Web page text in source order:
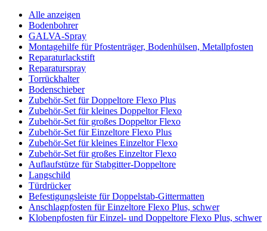
Alle anzeigen
Bodenbohrer
GALVA-Spray
Montagehilfe für Pfostenträger, Bodenhülsen, Metallpfosten
Reparaturlackstift
Reparaturspray
Torrückhalter
Bodenschieber
Zubehör-Set für Doppeltore Flexo Plus
Zubehör-Set für kleines Doppeltor Flexo
Zubehör-Set für großes Doppeltor Flexo
Zubehör-Set für Einzeltore Flexo Plus
Zubehör-Set für kleines Einzeltor Flexo
Zubehör-Set für großes Einzeltor Flexo
Auflaufstütze für Stabgitter-Doppeltore
Langschild
Türdrücker
Befestigungsleiste für Doppelstab-Gittermatten
Anschlagpfosten für Einzeltore Flexo Plus, schwer
Klobenpfosten für Einzel- und Doppeltore Flexo Plus, schwer